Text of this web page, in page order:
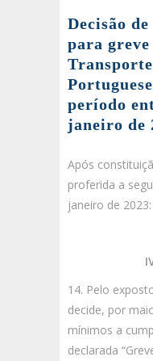
Decisão
para
período
janeiro de
Após
proferida a
janeiro de 2023:
14. Pelo
decide, por
mínimos a
declarada